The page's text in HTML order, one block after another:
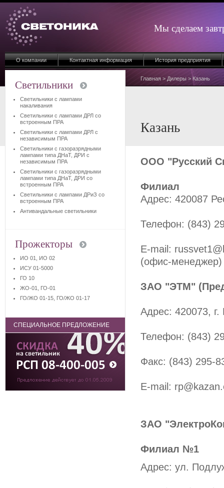
Мы сделаем
О компании Контактная информация История предприятия
Главная > Дилеры > Казань
Казань
ООО "Русский
Филиал
Адрес: 420087
Телефон: (843)
E-mail:
(офис-менеджер)
ЗАО "ЭТМ"
Адрес: 420073,
Телефон: (843)
Факс: (843) 295-
E-mail:
ЗАО
Филиал №1
Адрес: ул.
Светильники
Светильники с лампами
накаливания
Светильники с лампами ДРЛ со
встроенным ПРА
Светильники с лампами ДРЛ с
независимым ПРА
Светильники с газоразрядными
лампами типа ДНаТ, ДРИ с
независимым ПРА
Светильники с газоразрядными
лампами типа ДНаТ, ДРИ со
встроенным ПРА
Светильники с лампами ДРиЗ со
встроенным ПРА
Антивандальные светильники
Прожекторы
ИО 01, ИО 02
ИСУ 01-5000
ГО 10
ЖО-01, ГО-01
ГО/ЖО 01-15, ГО/ЖО 01-17
СПЕЦИАЛЬНОЕ ПРЕДЛОЖЕНИЕ